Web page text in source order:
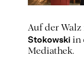
Auf der
Stokowski in
Mediathek.